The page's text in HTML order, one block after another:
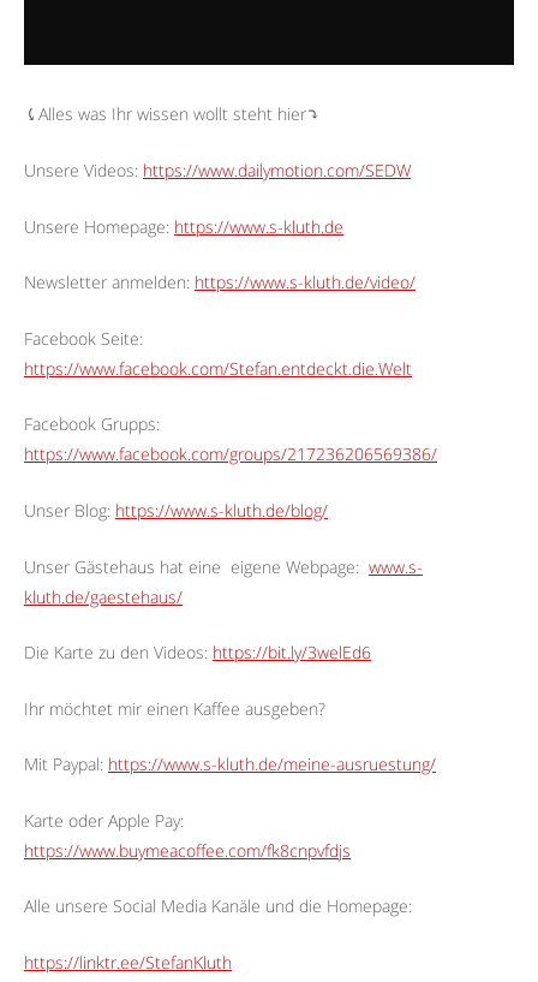
⤹Alles was Ihr wissen wollt steht hier⤵︎
Unsere Videos: https://www.dailymotion.com/SEDW
Unsere Homepage: https://www.s-kluth.de
Newsletter anmelden: https://www.s-kluth.de/video/
Facebook Seite:
https://www.facebook.com/Stefan.entdeckt.die.Welt
Facebook Grupps:
https://www.facebook.com/groups/217236206569386/
Unser Blog: https://www.s-kluth.de/blog/
Unser Gästehaus hat eine eigene Webpage: www.s-
kluth.de/gaestehaus/
Die Karte zu den Videos: https://bit.ly/3welEd6
Ihr möchtet mir einen Kaffee ausgeben?
Mit Paypal: https://www.s-kluth.de/meine-ausruestung/
Karte oder Apple Pay:
https://www.buymeacoffee.com/fk8cnpvfdjs
Alle unsere Social Media Kanäle und die Homepage:
https://linktr.ee/StefanKluth